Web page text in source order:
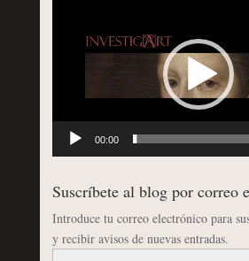
00:00
Suscríbete al blog por correo
Introduce tu correo electrónico para
y recibir avisos de nuevas entradas.